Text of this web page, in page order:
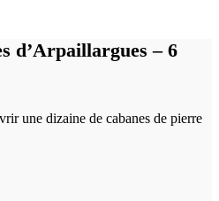
d’Arpaillargues – 6
une dizaine de cabanes de pierre